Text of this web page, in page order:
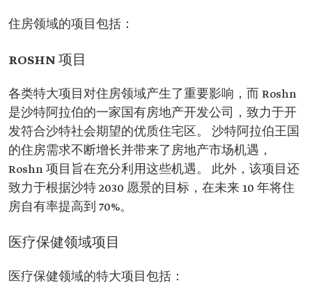
住房领域的项目包括：
ROSHN 项目
各类特大项目对住房领域产生了重要影响，而 Roshn
是沙特阿拉伯的一家国有房地产开发公司，致力于开
发符合沙特社会期望的优质住宅区。 沙特阿拉伯王国
的住房需求不断增长并带来了房地产市场机遇，
Roshn 项目旨在充分利用这些机遇。 此外，该项目还
致力于根据沙特 2030 愿景的目标，在未来 10 年将住
房自有率提高到 70%。
医疗保健领域项目
医疗保健领域的特大项目包括：